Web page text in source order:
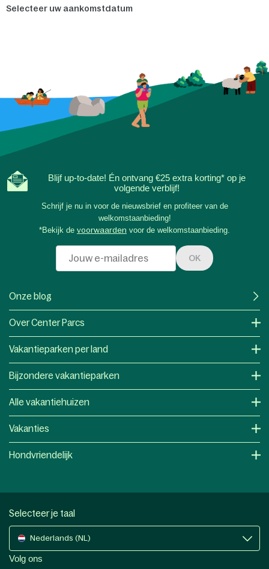
Selecteer uw aankomstdatum
Blijf up-to-date! Én ontvang €25 extra korting* op je
volgende verblijf!
Schrijf je nu in voor de nieuwsbrief en profiteer van de
welkomstaanbieding!
*Bekijk de voorwaarden voor de welkomstaanbieding.
OK
Onze blog
Over Center Parcs
Vakantieparken per land
Bijzondere vakantieparken
Alle vakantiehuizen
Vakanties
Hondvriendelijk
Selecteer je taal
Nederlands (NL)
Volg ons